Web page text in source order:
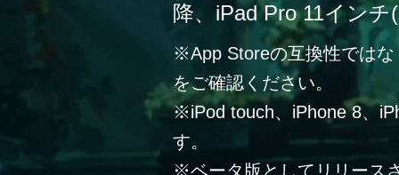
降、iPad Pro 11イン
※App Storeの互換性では
をご確認ください。
※iPod touch、iPhone 8、
す。
※ベータ版としてリリース